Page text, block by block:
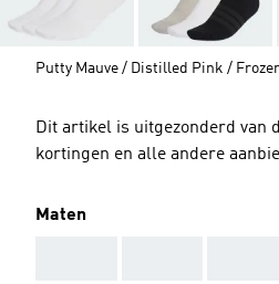
Putty Mauve / Distilled Pink /
Dit artikel is uitgezonderd van
kortingen en alle andere
Maten